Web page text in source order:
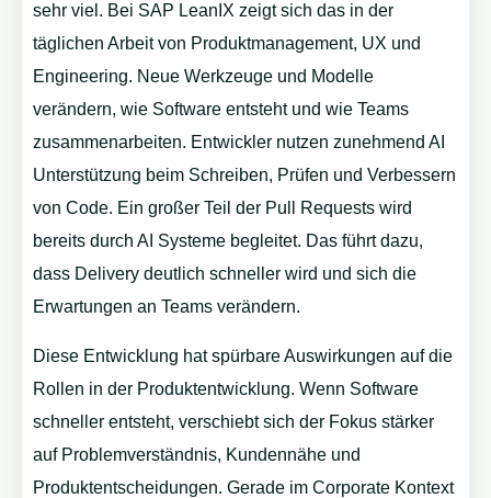
sehr viel. Bei SAP LeanIX zeigt sich das in der
täglichen Arbeit von Produktmanagement, UX und
Engineering. Neue Werkzeuge und Modelle
verändern, wie Software entsteht und wie Teams
zusammenarbeiten. Entwickler nutzen zunehmend AI
Unterstützung beim Schreiben, Prüfen und Verbessern
von Code. Ein großer Teil der Pull Requests wird
bereits durch AI Systeme begleitet. Das führt dazu,
dass Delivery deutlich schneller wird und sich die
Erwartungen an Teams verändern.
Diese Entwicklung hat spürbare Auswirkungen auf die
Rollen in der Produktentwicklung. Wenn Software
schneller entsteht, verschiebt sich der Fokus stärker
auf Problemverständnis, Kundennähe und
Produktentscheidungen. Gerade im Corporate Kontext